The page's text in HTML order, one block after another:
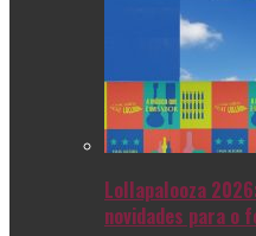
Lollapalooza
novidades para o